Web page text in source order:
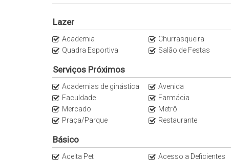
Lazer
Academia Churrasqueira
Quadra Esportiva
Salão de Festas
Serviços Próximos
Academias de ginástica Avenida
Faculdade
Farmácia
Mercado
Metrô
Praça/Parque
Restaurante
Básico
Aceita Pet Acesso a Deficientes